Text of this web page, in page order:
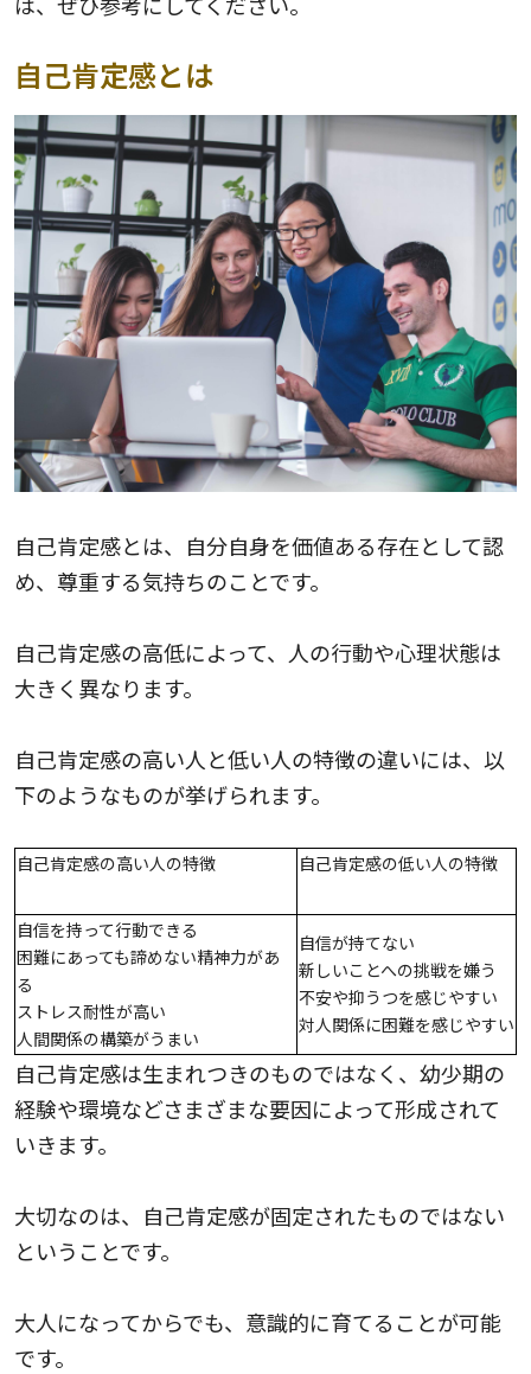
自己肯定感とは
自己肯定感とは、自分自身を価値ある存在として認
め、尊重する気持ちのことです。
自己肯定感の高低によって、人の行動や心理状態は
大きく異なります。
自己肯定感の高い人と低い人の特徴の違いには、以
下のようなものが挙げられます。
自己肯定感の高い人の特徴 自己肯定感の低い人の特徴
自信を持って行動できる
困難にあっても諦めない精神力があ
る
ストレス耐性が高い
人間関係の構築がうまい
自信が持てない
新しいことへの挑戦を嫌う
不安や抑うつを感じやすい
対人関係に困難を感じやすい
自己肯定感は生まれつきのものではなく、幼少期の
経験や環境などさまざまな要因によって形成されて
いきます。
大切なのは、自己肯定感が固定されたものではない
ということです。
大人になってからでも、意識的に育てることが可能
です。